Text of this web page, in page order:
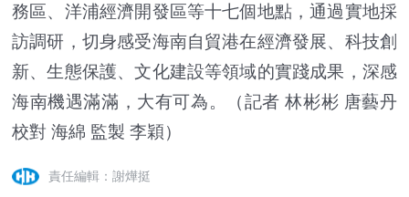
務區、洋浦經濟開發區等十七個地點，通過實地採
訪調研，切身感受海南自貿港在經濟發展、科技創
新、生態保護、文化建設等領域的實踐成果，深感
海南機遇滿滿，大有可為。（記者 林彬彬 唐藝丹
校對 海綿 監製 李穎）
責任編輯：謝燁挺